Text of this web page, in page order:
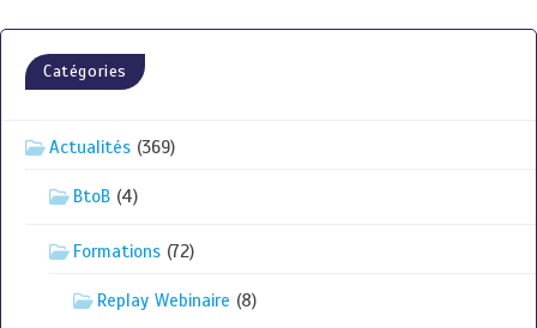
Catégories
Actualités (369)
BtoB (4)
Formations (72)
Replay Webinaire (8)